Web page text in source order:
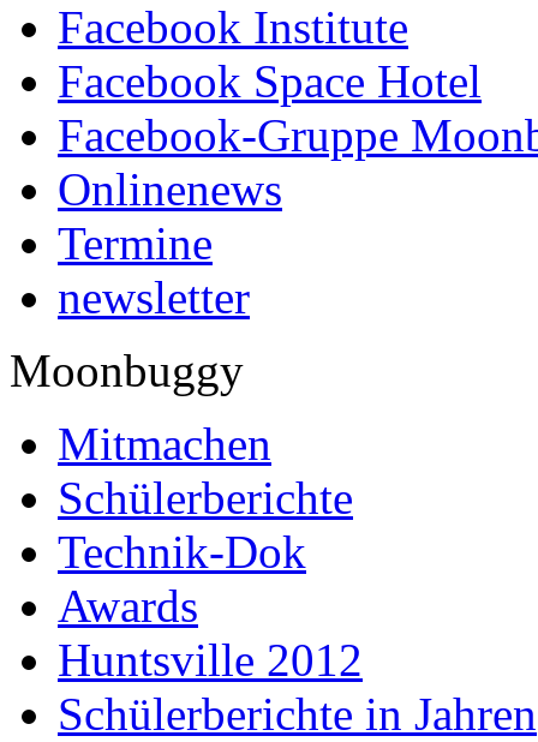
Facebook Institute
Facebook Space Hotel
Facebook-Gruppe
Onlinenews
Termine
newsletter
Moonbuggy
Mitmachen
Schülerberichte
Technik-Dok
Awards
Huntsville 2012
Schülerberichte in Jahren